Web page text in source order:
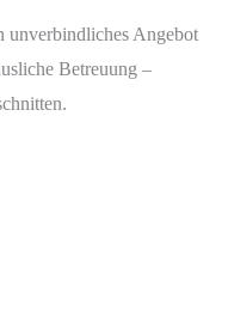
unverbindliches Angebot
Betreuung –